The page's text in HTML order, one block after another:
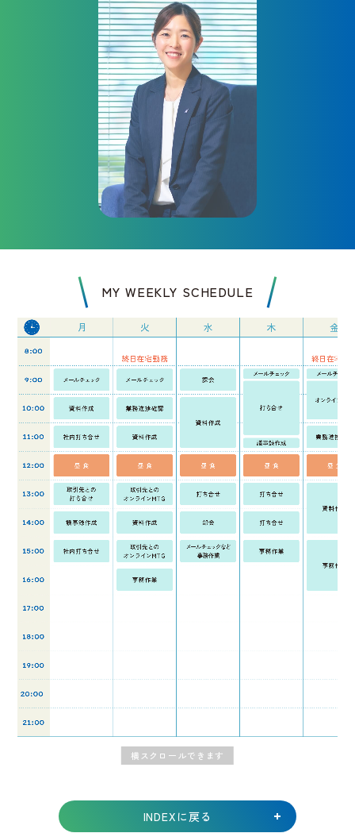
MY WEEKLY SCHEDULE
INDEXに戻る